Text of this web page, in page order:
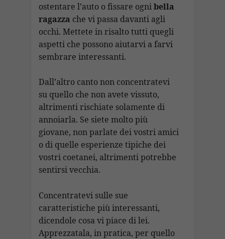
ostentare l’auto o fissare ognibella
ragazza che vi passa davanti agli
occhi. Mettete in risalto tutti quegli
aspetti che possono aiutarvi a farvi
sembrare interessanti.
Dall’altro canto non concentratevi
su quello che non avete vissuto,
altrimenti rischiate solamente di
annoiarla. Se siete molto più
giovane, non parlate dei vostri amici
o di quelle esperienze tipiche dei
vostri coetanei, altrimenti potrebbe
sentirsi vecchia.
Concentratevi sulle sue
caratteristiche più interessanti,
dicendole cosa vi piace di lei.
Apprezzatala, in pratica, per quello